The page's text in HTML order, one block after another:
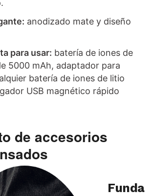
anodizado mate y diseño
para usar: batería de iones de
5000 mAh, adaptador para
batería de iones de litio
USB magnético rápido
de accesorios
Funda